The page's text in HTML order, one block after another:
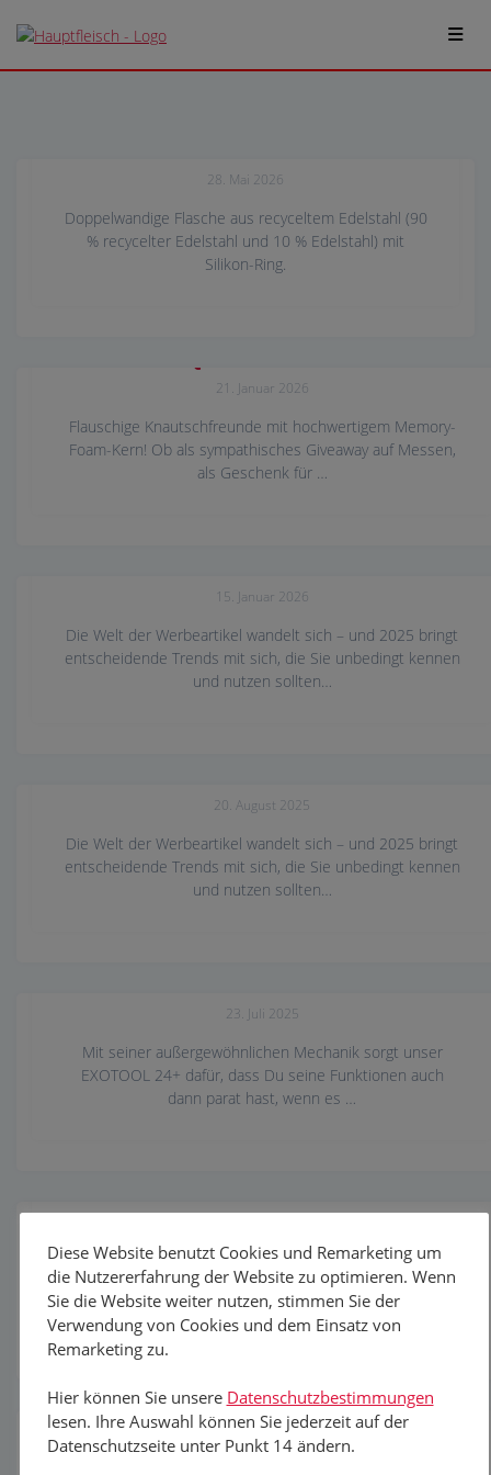
28. Mai 2026
Doppelwandige Flasche aus recyceltem Edelstahl (90
% recycelter Edelstahl und 10 % Edelstahl) mit
Silikon-Ring.
21. Januar 2026
Flauschige Knautschfreunde mit hochwertigem Memory-
Foam-Kern! Ob als sympathisches Giveaway auf Messen,
als Geschenk für …
15. Januar 2026
Die Welt der Werbeartikel wandelt sich – und 2025 bringt
entscheidende Trends mit sich, die Sie unbedingt kennen
und nutzen sollten…
20. August 2025
Die Welt der Werbeartikel wandelt sich – und 2025 bringt
entscheidende Trends mit sich, die Sie unbedingt kennen
und nutzen sollten…
23. Juli 2025
Mit seiner außergewöhnlichen Mechanik sorgt unser
EXOTOOL 24+ dafür, dass Du seine Funktionen auch
dann parat hast, wenn es …
Mit seiner außergewöhnlichen Mechanik sorgt unser
EXOTOOL 24+ dafür, dass Du seine Funktionen auch
dann parat hast, wenn es …
Chipolo POP
23. April 2025
Diese Website benutzt Cookies und Remarketing um
die Nutzererfahrung der Website zu optimieren. Wenn
Sie die Website weiter nutzen, stimmen Sie der
Verwendung von Cookies und dem Einsatz von
Remarketing zu.
Hier können Sie unsere Datenschutzbestimmungen
lesen. Ihre Auswahl können Sie jederzeit auf der
Datenschutzseite unter Punkt 14 ändern.